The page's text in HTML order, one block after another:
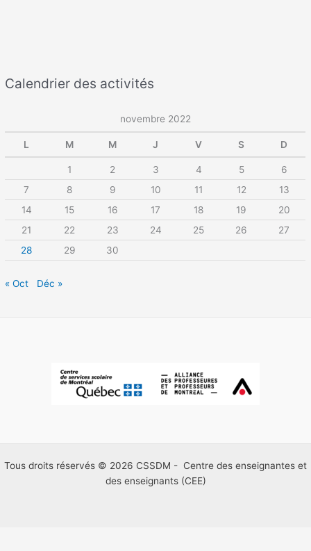
Calendrier des activités
novembre 2022
L M M J V S D
1 2 3 4 5
6
7
8 9 10 11 12
13
14
15 16 17 18 19
20
21
22 23 24 25 26
27
28
29 30
« Oct Déc »
Tous droits réservés © 2026 CSSDM - Centre des enseignantes et
des enseignants (CEE)